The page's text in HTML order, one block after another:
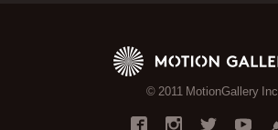
© 2011 MotionGallery Inc.